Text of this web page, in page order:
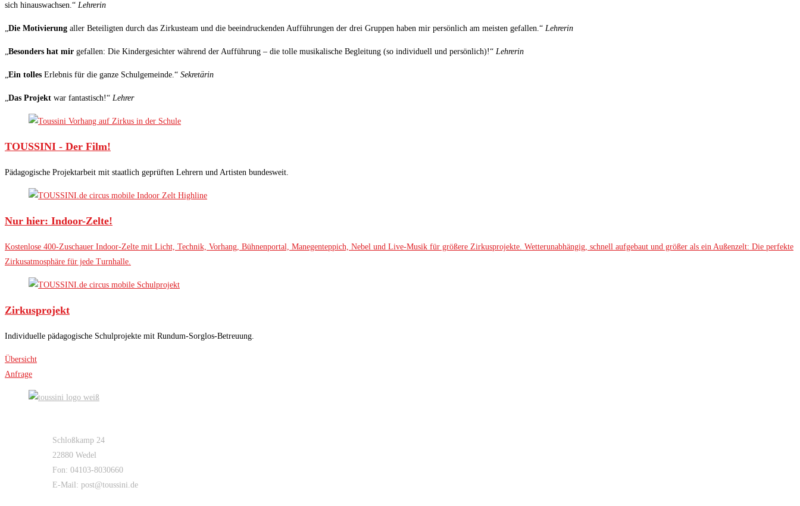
sich hinauswachsen.“ Lehrerin
„Die Motivierung aller Beteiligten durch das Zirkusteam und die beeindruckenden Aufführungen der drei Gruppen haben mir persönlich am meisten gefallen.“ Lehrerin
„Besonders hat mir gefallen: Die Kindergesichter während der Aufführung – die tolle musikalische Begleitung (so individuell und persönlich)!“ Lehrerin
„Ein tolles Erlebnis für die ganze Schulgemeinde.“ Sekretärin
„Das Projekt war fantastisch!“ Lehrer
TOUSSINI - Der Film!
Pädagogische Projektarbeit mit staatlich geprüften Lehrern und Artisten bundesweit.
Nur hier: Indoor-Zelte!
Kostenlose 400-Zuschauer Indoor-Zelte mit Licht, Technik, Vorhang, Bühnenportal, Manegenteppich, Nebel und Live-Musik für größere Zirkusprojekte. Wetterunabhängig, schnell aufgebaut und größer als ein Außenzelt: Die perfekte
Zirkusatmosphäre für jede Turnhalle.
Zirkusprojekt
Individuelle pädagogische Schulprojekte mit Rundum-Sorglos-Betreuung.
Übersicht
Anfrage
Schloßkamp 24
22880 Wedel
Fon: 04103-8030660
E-Mail: post@toussini.de